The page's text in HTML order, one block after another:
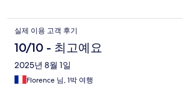
실제 이용 고객 후기
10/10 - 최고예요
2025년 8월 1일
Florence 님, 1박 여행